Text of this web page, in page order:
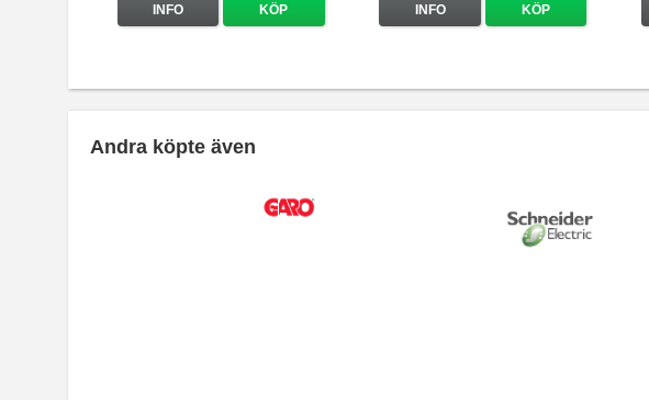
INFO KÖP INFO KÖP
Andra köpte även